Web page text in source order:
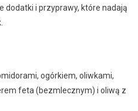
dodatki i przyprawy, które nadają
ogórkiem, oliwkami,
feta (bezmlecznym) i oliwą z